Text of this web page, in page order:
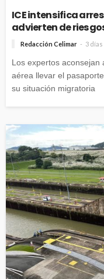
ICE intensifica
advierten de
Redacción Celimar 3 días
Los expertos aconsejan
aérea llevar el
su situación migratoria